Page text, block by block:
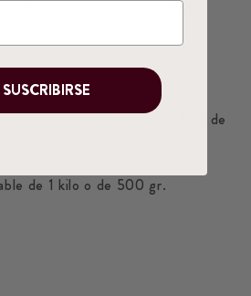
y que además en 100%
ontiene 84 minerales.
rosada del Himalaya y yodato de
de 1 kilo o de 500 gr.
SUSCRIBIRSE